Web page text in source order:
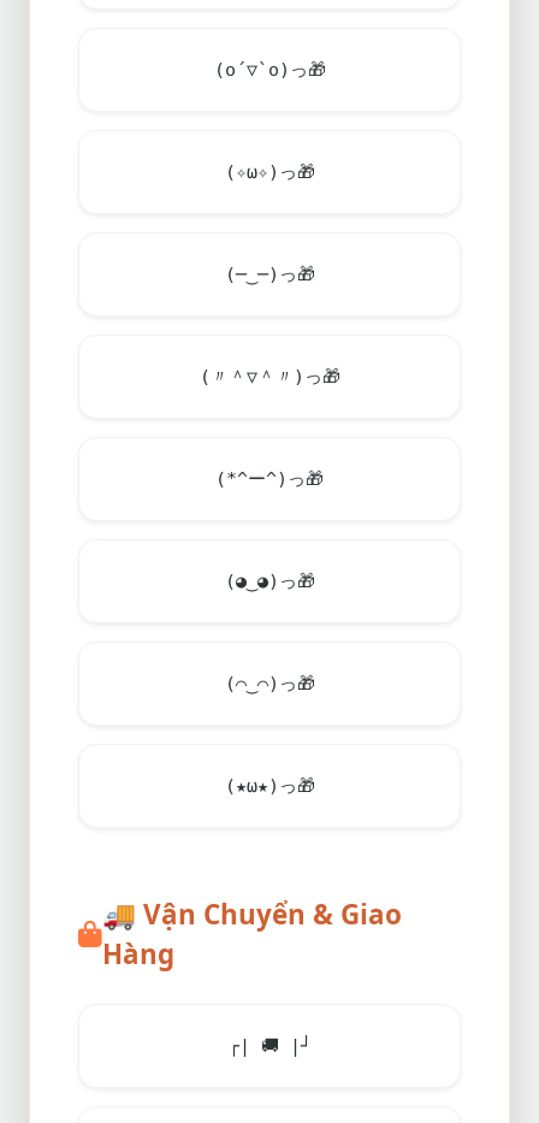
(o´▽`o)っ🎁
(✧ω✧)っ🎁
(─‿─)っ🎁
(〃＾▽＾〃)っ🎁
(*^ー^)っ🎁
(◕‿◕)っ🎁
(⌒‿⌒)っ🎁
(★ω★)っ🎁
🚚 Vận Chuyển & Giao
Hàng
┌| 🚚 |┘